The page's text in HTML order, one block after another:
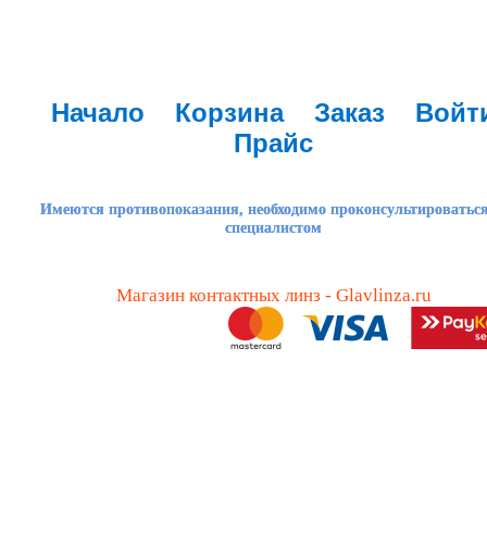
Начало Корзина Заказ
Прайс
Имеются противопоказания, необходимо
специалистом
Магазин контактных линз - Glavlinza.ru